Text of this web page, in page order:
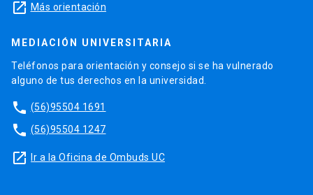
launch Más orientación
MEDIACIÓN UNIVERSITARIA
Teléfonos para orientación y consejo si se ha vulnerado
alguno de tus derechos en la universidad.
phone (56)95504 1691
phone (56)95504 1247
launch Ir a la Oficina de Ombuds UC